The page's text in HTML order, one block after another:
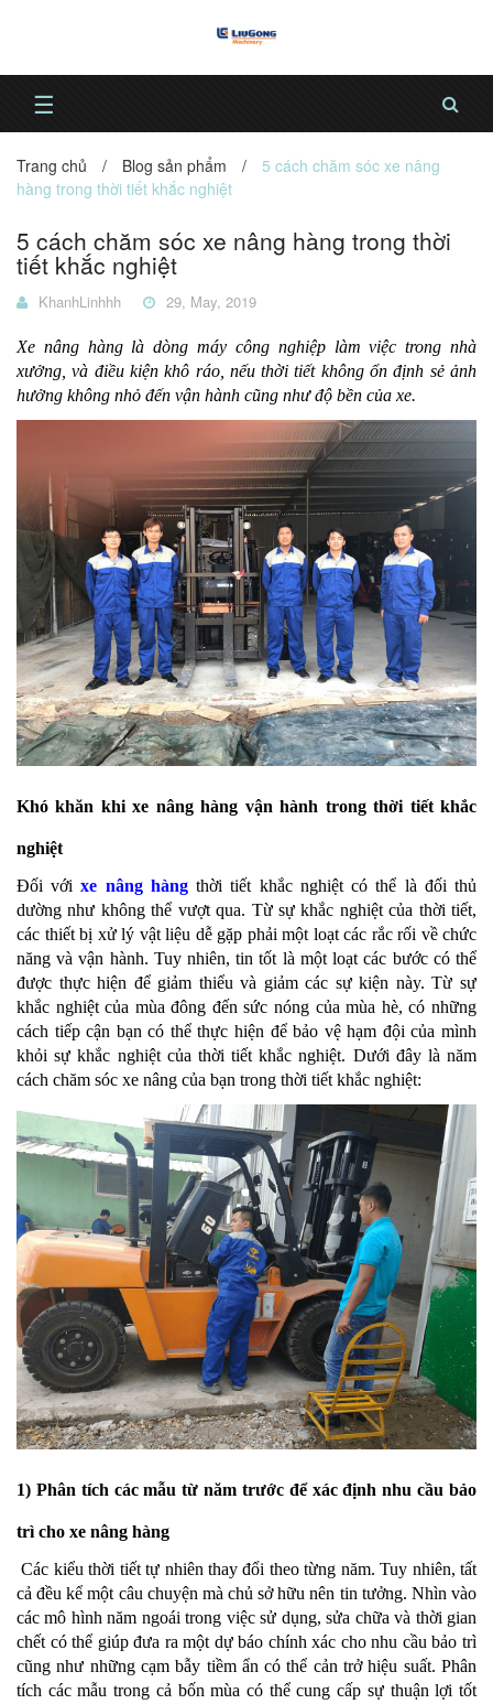
☰
Trang chủ / Blog sản phẩm /
5 cách chăm sóc xe nâng
hàng trong thời tiết khắc nghiệt
5 cách chăm sóc xe nâng hàng trong thời
tiết khắc nghiệt
KhanhLinhhh 29, May, 2019
Xe nâng hàng là dòng máy công nghiệp làm việc trong nhà
xưởng, và điều kiện khô ráo, nếu thời tiết không ổn định sẻ ảnh
hưởng không nhỏ đến vận hành cũng như độ bền của xe.
Khó khăn khi xe nâng hàng vận hành trong thời tiết khắc
nghiệt
Đối vớixe nâng hàngthời tiết khắc nghiệt có thể là đối thủ
dường như không thể vượt qua. Từ sự khắc nghiệt của thời tiết,
các thiết bị xử lý vật liệu dễ gặp phải một loạt các rắc rối về chức
năng và vận hành. Tuy nhiên, tin tốt là một loạt các bước có thể
được thực hiện để giảm thiểu và giảm các sự kiện này. Từ sự
khắc nghiệt của mùa đông đến sức nóng của mùa hè, có những
cách tiếp cận bạn có thể thực hiện để bảo vệ hạm đội của mình
khỏi sự khắc nghiệt của thời tiết khắc nghiệt. Dưới đây là năm
cách chăm sóc xe nâng của bạn trong thời tiết khắc nghiệt:
1) Phân tích các mẫu từ năm trước để xác định nhu cầu bảo
trì cho xe nâng hàng
Các kiểu thời tiết tự nhiên thay đổi theo từng năm. Tuy nhiên, tất
cả đều kể một câu chuyện mà chủ sở hữu nên tin tưởng. Nhìn vào
các mô hình năm ngoái trong việc sử dụng, sửa chữa và thời gian
chết có thể giúp đưa ra một dự báo chính xác cho nhu cầu bảo trì
cũng như những cạm bẫy tiềm ẩn có thể cản trở hiệu suất. Phân
tích các mẫu trong cả bốn mùa có thể cung cấp sự thuận lợi tốt